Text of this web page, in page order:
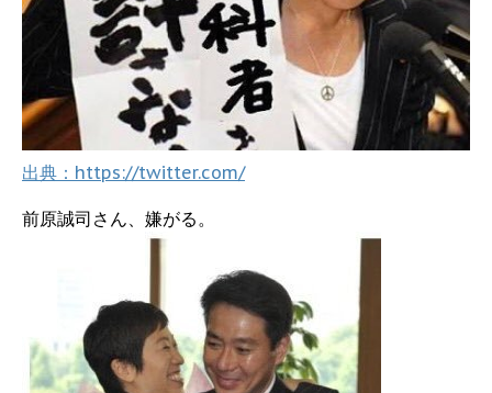
出典：https://twitter.com/
前原誠司さん、嫌がる。